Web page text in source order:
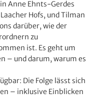
Anne Ehnts-Gerdes
Hofs, und Tilman
darüber, wie der
zu
ist. Es geht um
– und darum, warum es
Die Folge lässt sich
– inklusive Einblicken